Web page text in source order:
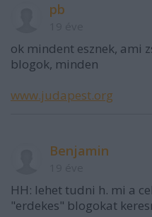
pb
ok mindent esznek, ami
blogok, minden
www.judapest.org
Benjamin
HH: lehet tudni h. mi a
"erdekes" blogokat